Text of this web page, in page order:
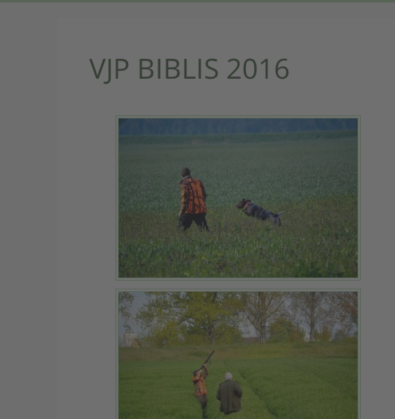
VJP BIBLIS 2016